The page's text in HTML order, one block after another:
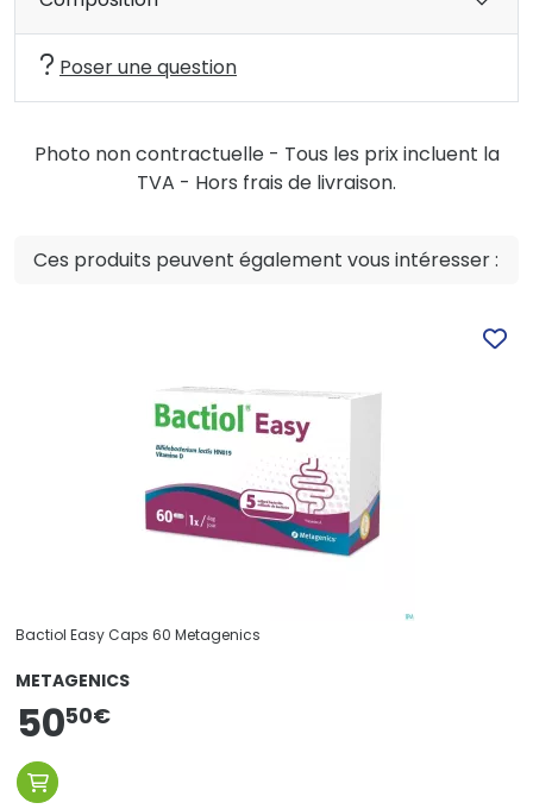
Poser une question
Photo non contractuelle - Tous les prix incluent la
TVA - Hors frais de livraison.
Ces produits peuvent également vous intéresser :
Bactiol Easy Caps 60 Metagenics
METAGENICS
5050€